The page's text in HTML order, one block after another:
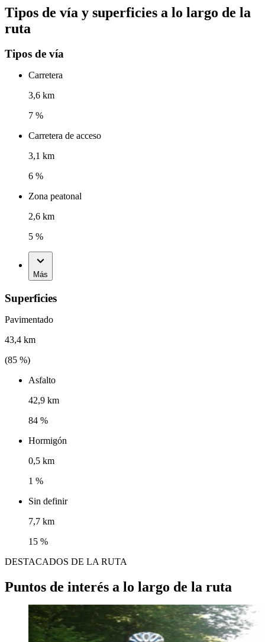
Tipos de vía y superficies a lo largo de la
ruta
Tipos de vía
Carretera
3,6 km
7 %
Carretera de acceso
3,1 km
6 %
Zona peatonal
2,6 km
5 %
Más
Superficies
Pavimentado
43,4 km
(85 %)
Asfalto
42,9 km
84 %
Hormigón
0,5 km
1 %
Sin definir
7,7 km
15 %
DESTACADOS DE LA RUTA
Puntos de interés a lo largo de la ruta